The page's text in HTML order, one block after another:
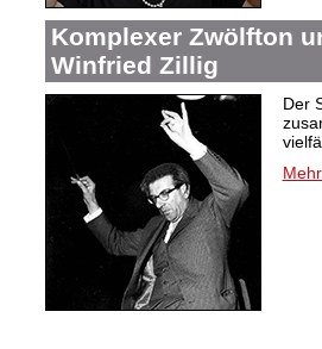
Komplexer Zwölfton
Winfried Zillig
Der